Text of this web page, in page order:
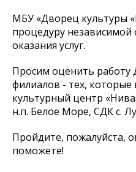
МБУ «Дворец культуры
процедуру независимой
оказания услуг.
Просим оценить работу
филиалов - тех,
культурный центр
н.п. Белое Море, СДК с.
Пройдите, пожалуйста,
поможете!